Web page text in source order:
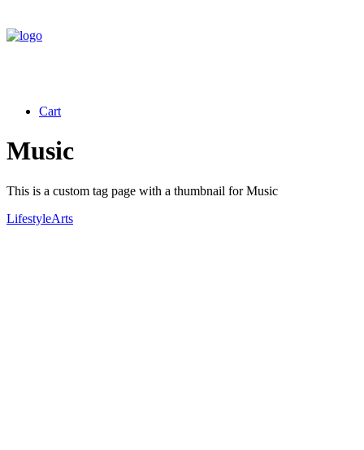
Cart
Music
This is a custom tag page with a thumbnail for Music
LifestyleArts